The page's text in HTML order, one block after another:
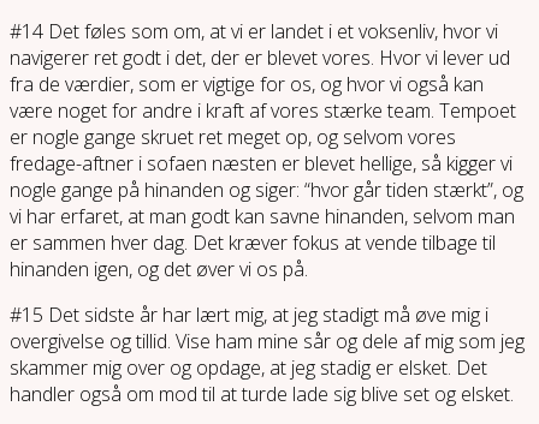
#14 Det føles som om, at vi er landet i et voksenliv, hvor vi
navigerer ret godt i det, der er blevet vores. Hvor vi lever ud
fra de værdier, som er vigtige for os, og hvor vi også kan
være noget for andre i kraft af vores stærke team. Tempoet
er nogle gange skruet ret meget op, og selvom vores
fredage-aftner i sofaen næsten er blevet hellige, så kigger vi
nogle gange på hinanden og siger: “hvor går tiden stærkt”, og
vi har erfaret, at man godt kan savne hinanden, selvom man
er sammen hver dag. Det kræver fokus at vende tilbage til
hinanden igen, og det øver vi os på.
#15 Det sidste år har lært mig, at jeg stadigt må øve mig i
overgivelse og tillid. Vise ham mine sår og dele af mig som jeg
skammer mig over og opdage, at jeg stadig er elsket. Det
handler også om mod til at turde lade sig blive set og elsket.